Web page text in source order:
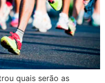
quais serão as